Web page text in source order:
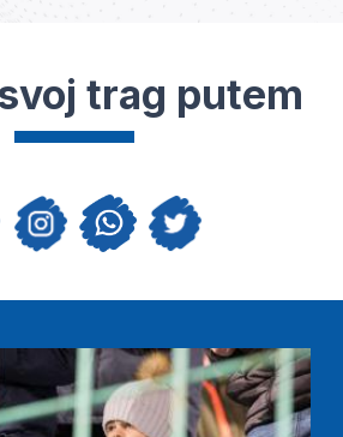
trag putem